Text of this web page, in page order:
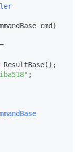
cmd )
ResultBase();
;